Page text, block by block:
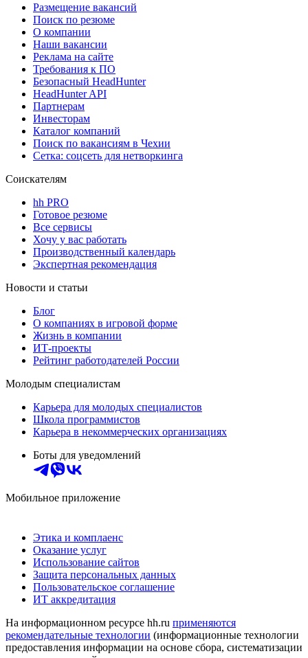
Размещение вакансий
Поиск по резюме
О компании
Наши вакансии
Реклама на сайте
Требования к ПО
Безопасный HeadHunter
HeadHunter API
Партнерам
Инвесторам
Каталог компаний
Поиск по вакансиям в Чехии
Сетка: соцсеть для нетворкинга
Соискателям
hh PRO
Готовое резюме
Все сервисы
Хочу у вас работать
Производственный календарь
Экспертная рекомендация
Новости и статьи
Блог
О компаниях в игровой форме
Жизнь в компании
ИТ-проекты
Рейтинг работодателей России
Молодым специалистам
Карьера для молодых специалистов
Школа программистов
Карьера в некоммерческих организациях
Боты для уведомлений
Мобильное приложение
Этика и комплаенс
Оказание услуг
Использование сайтов
Защита персональных данных
Пользовательское соглашение
ИТ аккредитация
На информационном ресурсе hh.ru применяются
рекомендательные технологии (информационные технологии
предоставления информации на основе сбора, систематизации